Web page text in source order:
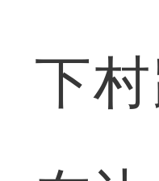
下